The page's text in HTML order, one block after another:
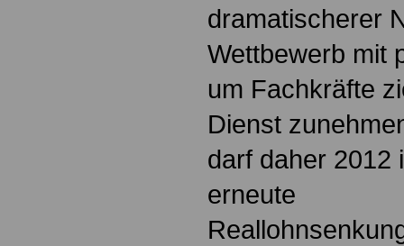
dramatischerer
Wettbewerb mit
um Fachkräfte
Dienst
darf daher 2012
erneute